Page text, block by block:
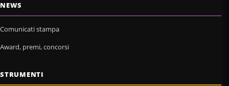
NEWS
Comunicati stampa
Award, premi, concorsi
STRUMENTI